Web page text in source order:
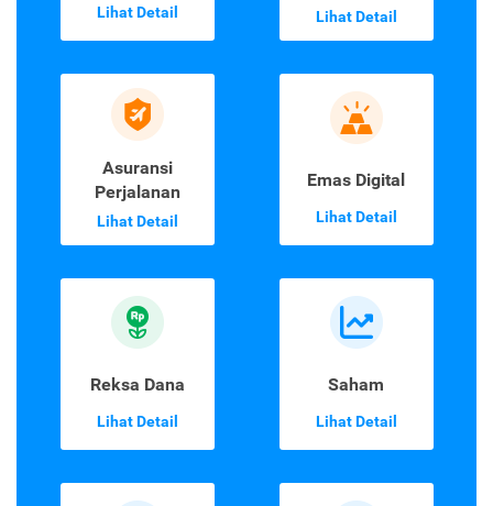
Lihat Detail Lihat Detail
Asuransi
Perjalanan
Lihat Detail
Emas Digital
Lihat Detail
Reksa Dana
Lihat Detail
Saham
Lihat Detail